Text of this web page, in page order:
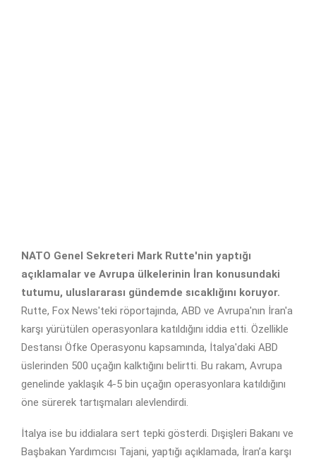
NATO Genel Sekreteri Mark Rutte'nin yaptığı
açıklamalar ve Avrupa ülkelerinin İran konusundaki
tutumu, uluslararası gündemde sıcaklığını koruyor.
Rutte, Fox News'teki röportajında, ABD ve Avrupa'nın İran'a
karşı yürütülen operasyonlara katıldığını iddia etti. Özellikle
Destansı Öfke Operasyonu kapsamında, İtalya'daki ABD
üslerinden 500 uçağın kalktığını belirtti. Bu rakam, Avrupa
genelinde yaklaşık 4-5 bin uçağın operasyonlara katıldığını
öne sürerek tartışmaları alevlendirdi.
İtalya ise bu iddialara sert tepki gösterdi. Dışişleri Bakanı ve
Başbakan Yardımcısı Tajani, yaptığı açıklamada, İran’a karşı